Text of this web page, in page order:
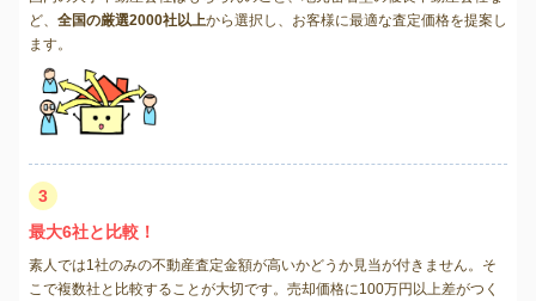
ど、 全国の厳選2000社以上から選択し、お客様に最適な査定価格を提案し
ます。
3
最大6社と比較！
素人では1社のみの不動産査定金額が高いかどうか見当が付きません。そ
こで複数社と比較することが大切です。売却価格に100万円以上差がつく